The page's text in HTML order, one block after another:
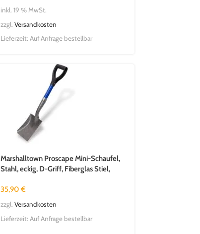
inkl. 19 % MwSt.
zzgl.Versandkosten
Lieferzeit:Auf Anfrage bestellbar
Marshalltown Proscape Mini-Schaufel,
Stahl, eckig, D-Griff, Fiberglas Stiel,
35,90€
zzgl.Versandkosten
Lieferzeit:Auf Anfrage bestellbar